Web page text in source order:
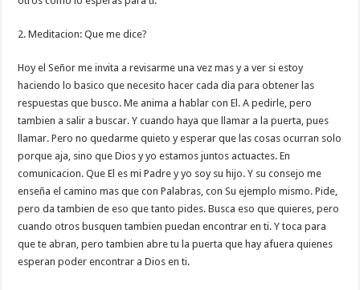
2. Meditacion: Que me dice?
Hoy el Señor me invita a revisarme una vez mas y a ver si estoy
haciendo lo basico que necesito hacer cada dia para obtener las
respuestas que busco. Me anima a hablar con El. A pedirle, pero
tambien a salir a buscar. Y cuando haya que llamar a la puerta, pues
llamar. Pero no quedarme quieto y esperar que las cosas ocurran solo
porque aja, sino que Dios y yo estamos juntos actuactes. En
comunicacion. Que El es mi Padre y yo soy su hijo. Y su consejo me
enseña el camino mas que con Palabras, con Su ejemplo mismo. Pide,
pero da tambien de eso que tanto pides. Busca eso que quieres, pero
cuando otros busquen tambien puedan encontrar en ti. Y toca para
que te abran, pero tambien abre tu la puerta que hay afuera quienes
esperan poder encontrar a Dios en ti.